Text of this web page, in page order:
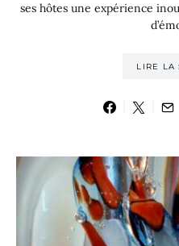
ses hôtes une expérience
LIRE LA